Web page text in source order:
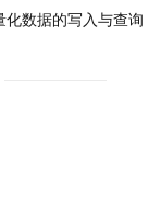
化数据的写入与查询